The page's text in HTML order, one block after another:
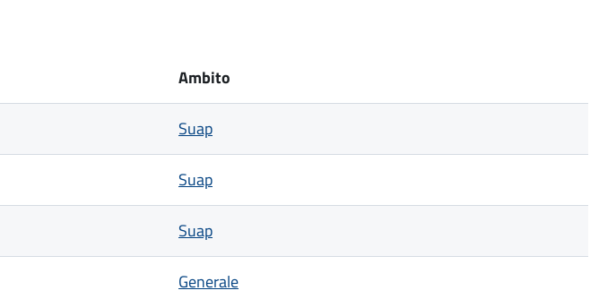
Ambito
Suap
Suap
Suap
Generale